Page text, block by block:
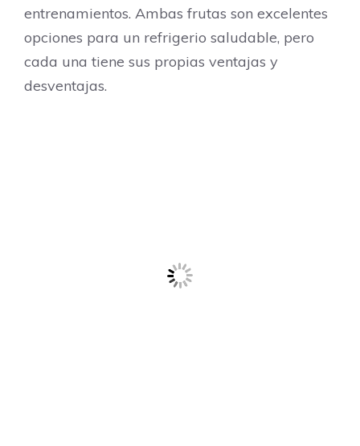
entrenamientos. Ambas frutas son excelentes
opciones para un refrigerio saludable, pero
cada una tiene sus propias ventajas y
desventajas.